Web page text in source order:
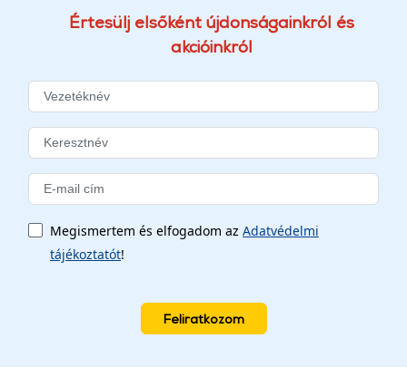
Értesülj elsőként újdonságainkról és
akcióinkról
Megismertem és elfogadom az Adatvédelmi
tájékoztatót!
Feliratkozom